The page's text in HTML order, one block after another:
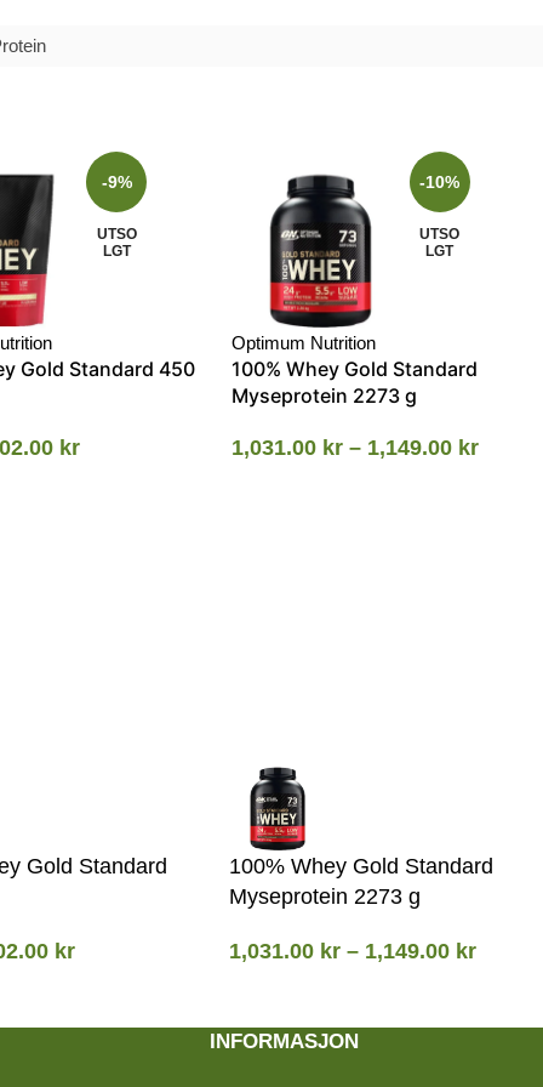
-9%
UTSO
LGT
Gold Standard 450
kr
-10%
UTSO
LGT
Optimum Nutrition
100% Whey Gold Standard
Myseprotein 2273 g
1,031.00 kr – 1,149.00 kr
Gold Standard
kr
100% Whey Gold Standard
Myseprotein 2273 g
1,031.00 kr – 1,149.00 kr
INFORMASJON